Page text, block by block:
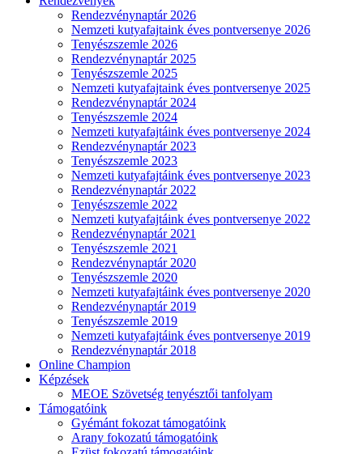
Rendezvénynaptár 2026
Nemzeti kutyafajtaink éves pontversenye 2026
Tenyészszemle 2026
Rendezvénynaptár 2025
Tenyészszemle 2025
Nemzeti kutyafajtaink éves pontversenye 2025
Rendezvénynaptár 2024
Tenyészszemle 2024
Nemzeti kutyafajtáink éves pontversenye 2024
Rendezvénynaptár 2023
Tenyészszemle 2023
Nemzeti kutyafajtáink éves pontversenye 2023
Rendezvénynaptár 2022
Tenyészszemle 2022
Nemzeti kutyafajtáink éves pontversenye 2022
Rendezvénynaptár 2021
Tenyészszemle 2021
Rendezvénynaptár 2020
Tenyészszemle 2020
Nemzeti kutyafajtáink éves pontversenye 2020
Rendezvénynaptár 2019
Tenyészszemle 2019
Nemzeti kutyafajtáink éves pontversenye 2019
Rendezvénynaptár 2018
Online Champion
Képzések
MEOE Szövetség tenyésztői tanfolyam
Támogatóink
Gyémánt fokozat támogatóink
Arany fokozatú támogatóink